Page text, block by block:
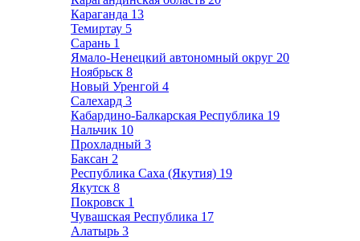
Караганда 13
Темиртау 5
Сарань 1
Ямало-Ненецкий автономный округ 20
Ноябрьск 8
Новый Уренгой 4
Салехард 3
Кабардино-Балкарская Республика 19
Нальчик 10
Прохладный 3
Баксан 2
Республика Саха (Якутия) 19
Якутск 8
Покровск 1
Чувашская Республика 17
Алатырь 3